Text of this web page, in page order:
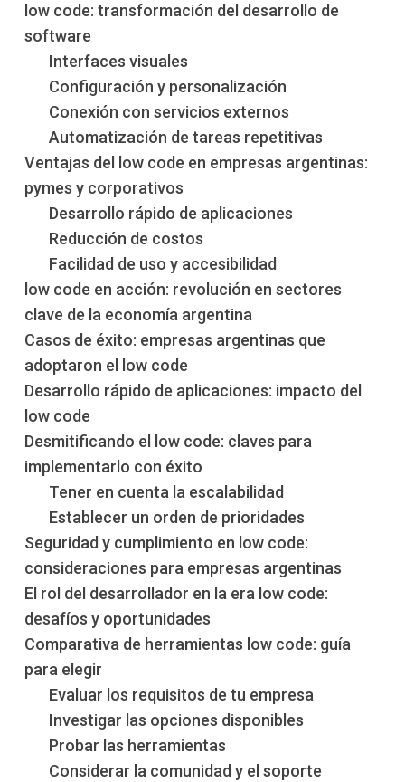
low code: transformación del desarrollo de
software
Interfaces visuales
Configuración y personalización
Conexión con servicios externos
Automatización de tareas repetitivas
Ventajas del low code en empresas argentinas:
pymes y corporativos
Desarrollo rápido de aplicaciones
Reducción de costos
Facilidad de uso y accesibilidad
low code en acción: revolución en sectores
clave de la economía argentina
Casos de éxito: empresas argentinas que
adoptaron el low code
Desarrollo rápido de aplicaciones: impacto del
low code
Desmitificando el low code: claves para
implementarlo con éxito
Tener en cuenta la escalabilidad
Establecer un orden de prioridades
Seguridad y cumplimiento en low code:
consideraciones para empresas argentinas
El rol del desarrollador en la era low code:
desafíos y oportunidades
Comparativa de herramientas low code: guía
para elegir
Evaluar los requisitos de tu empresa
Investigar las opciones disponibles
Probar las herramientas
Considerar la comunidad y el soporte